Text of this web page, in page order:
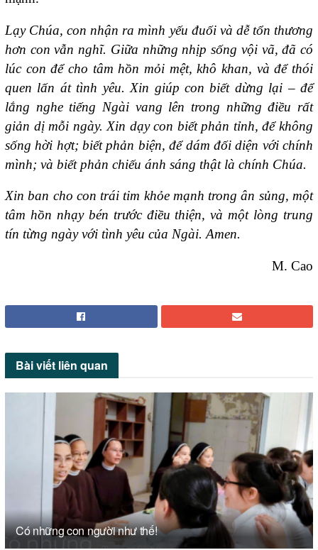
Lạy Chúa, con nhận ra mình yếu đuối và dễ tổn thương
hơn con vẫn nghĩ. Giữa những nhịp sống vội vã, đã có
lúc con để cho tâm hồn mỏi mệt, khô khan, và để thói
quen lấn át tình yêu. Xin giúp con biết dừng lại – để
lắng nghe tiếng Ngài vang lên trong những điều rất
giản dị mỗi ngày. Xin dạy con biết phản tỉnh, để không
sống hời hợt; biết phản biện, để dám đối diện với chính
mình; và biết phản chiếu ánh sáng thật là chính Chúa.
Xin ban cho con trái tim khỏe mạnh trong ân sủng, một
tâm hồn nhạy bén trước điều thiện, và một lòng trung
tín từng ngày với tình yêu của Ngài. Amen.
M. Cao
Bài viết liên quan
Có những con người như thế!